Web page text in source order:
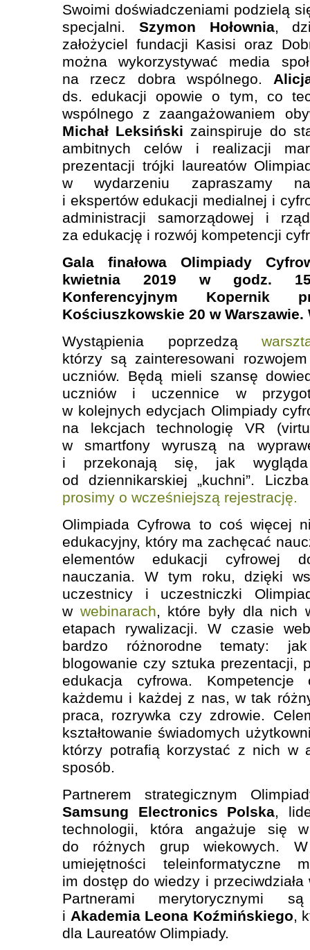
Swoimi doświadczeniami podzielą
specjalni. Szymon Hołownia,
założyciel fundacji Kasisi oraz
można wykorzystywać media
na rzecz dobra wspólnego.
ds. edukacji opowie o tym, co
wspólnego z zaangażowaniem
Michał Leksiński zainspiruje do
ambitnych celów i realizacji
prezentacji trójki laureatów
w wydarzeniu zapraszamy
i ekspertów edukacji medialnej i
administracji samorządowej i
za edukację i rozwój kompetencji
Gala finałowa Olimpiady
kwietnia 2019 w godz.
Konferencyjnym Kopernik
Kościuszkowskie 20 w Warszawie.
Wystąpienia poprzedzą
którzy są zainteresowani
uczniów. Będą mieli szansę
uczniów i uczennice w
w kolejnych edycjach Olimpiady
na lekcjach technologię VR
w smartfony wyruszą na
i przekonają się, jak wygląda
od dziennikarskiej „kuchni”.
prosimy o wcześniejszą rejestrację.
Olimpiada Cyfrowa to coś więcej
edukacyjny, który ma zachęcać
elementów edukacji cyfrowej
nauczania. W tym roku, dzięki
uczestnicy i uczestniczki
w webinarach, które były dla nich
etapach rywalizacji. W czasie
bardzo różnorodne tematy:
blogowanie czy sztuka prezentacji,
edukacja cyfrowa.
każdemu i każdej z nas, w tak
praca, rozrywka czy zdrowie.
kształtowanie świadomych
którzy potrafią korzystać z nich w
sposób.
Partnerem strategicznym
Samsung Electronics Polska,
technologii, która angażuje się
do różnych grup wiekowych.
umiejętności teleinformatyczne
im dostęp do wiedzy i
Partnerami merytorycznymi
i Akademia Leona Koźmińskiego,
dla Laureatów Olimpiady.